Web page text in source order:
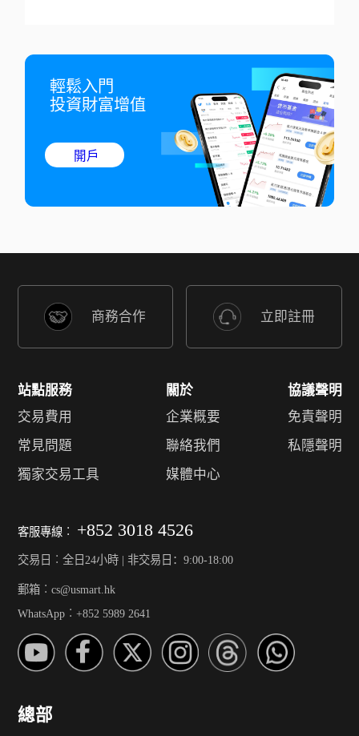
輕鬆入門
投資財富增值
開戶
商務合作 立即註冊
站點服務
交易費用
常見問題
獨家交易工具
關於
企業概要
聯絡我們
媒體中心
協議聲明
免責聲明
私隱聲明
客服專線︰ +852 3018 4526
交易日︰全日24小時 | 非交易日：9:00-18:00
郵箱︰cs@usmart.hk
WhatsApp︰+852 5989 2641
總部